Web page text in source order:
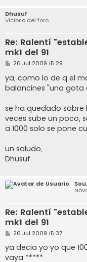
Dhusuf
Vicioso del foro
Re: Ralentí
mk1 del 91
M
n
s
a
26 Jul 2009 15:29
ya, como lo de q el
balancines "una gota
se ha quedado sobre
veces sube un poco,
a 1000 solo se pone
un saludo,
Dhusuf.
Re: Ralentí
mk1 del 91
M
n
s
a
26 Jul 2009 15:37
ya decia yo yo que
vaya *****